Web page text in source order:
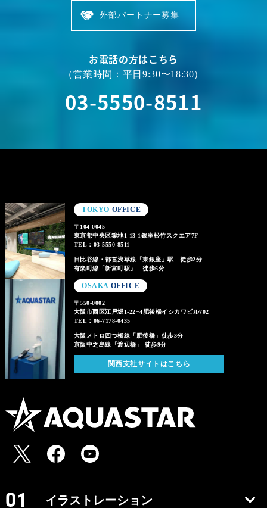
外部パートナー募集
お電話の方はこちら
（営業時間：平日9:30〜18:30）
03-5550-8511
TOKYO OFFICE
〒104-0045
東京都中央区築地1-13-1銀座松竹スクエア7F
TEL：03-5550-8511
日比谷線・都営浅草線「東銀座」駅 徒歩2分
有楽町線「新富町駅」 徒歩6分
OSAKA OFFICE
〒550-0002
大阪市西区江戸堀1-22−4肥後橋イシカワビル702
TEL：06-7178-0435
大阪メトロ四つ橋線「肥後橋」徒歩3分
京阪中之島線「渡辺橋」 徒歩9分
関西支社サイトはこちら
イラストレーション